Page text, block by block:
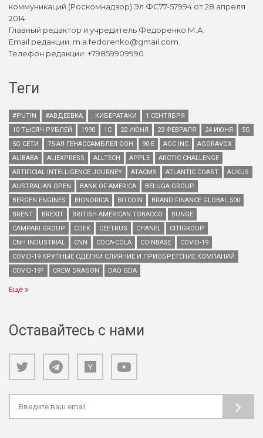
коммуникаций (Роскомнадзор) Эл ФС77-57994 от 28 апреля
2014
Главный редактор и учредитель Федоренко М.А.
Email редакции: m.a.fedorenko@gmail.com.
Телефон редакции: +79859909990
Теги
#PUTIN #АВДЕЕВКА . КИБЕРАТАКИ
1 СЕНТЯБРЯ
10 ТЫСЯЧ РУБЛЕЙ
1990 1С 22 ИЮНЯ 23 ФЕВРАЛЯ 24 ИЮНЯ
5G
5G-СЕТИ
75-АЯ ГЕНАССАМБЛЕЯ ООН 90-Е AGC INC
AGORAVOX
ALIBABA
ALIEXPRESS ALLTECH APPLE
ARCTIC CHALLENGE
ARTIFICIAL INTELLIGENCE JOURNEY
ATACMS ATLANTIC COAST
AUKUS
AUSTRALIAN OPEN
BANK OF AMERICA
BELUGA GROUP
BERGEN ENGINES
BIONORICA BITCOIN
BRAND FINANCE GLOBAL 500
BRENT
BREXIT BRITISH AMERICAN TOBACCO
BUNGE
CAMPARI GROUP
CDEK CEETRUS CHANEL
CITIGROUP
CNH INDUSTRIAL
CNN COCA-COLA COINBASE
COVID-19
COVID-19 КРУПНЫЕ СДЕЛКИ СЛИЯНИЕ И ПРИОБРЕТЕНИЕ КОМПАНИЙ
COVID-19?
CREW DRAGON DAO GDA
Ещё
Оставайтесь с нами